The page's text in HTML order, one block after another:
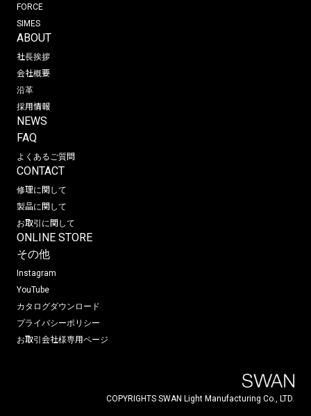
FORCE
SIMES
ABOUT
社長挨拶
会社概要
沿革
採用情報
NEWS
FAQ
よくあるご質問
CONTACT
修理に関して
製品に関して
お取引に関して
ONLINE STORE
その他
Instagram
YouTube
カタログダウンロード
プライバシーポリシー
お取引会社様専用ページ
COPYRIGHTS SWAN Light Manufacturing Co., LTD.